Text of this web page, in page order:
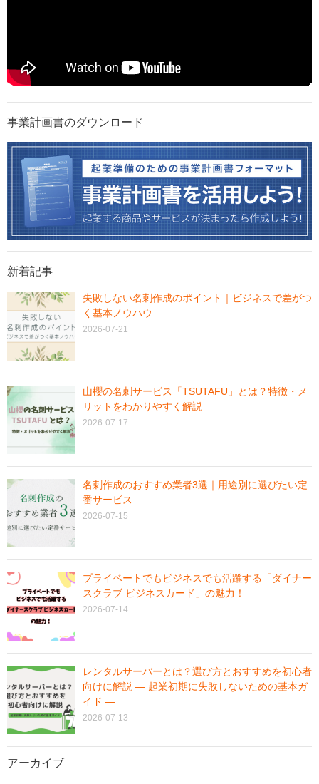
事業計画書のダウンロード
新着記事
失敗しない名刺作成のポイント｜ビジネスで差がつ
く基本ノウハウ
2026-07-21
山櫻の名刺サービス「TSUTAFU」とは？特徴・メ
リットをわかりやすく解説
2026-07-17
名刺作成のおすすめ業者3選｜用途別に選びたい定
番サービス
2026-07-15
プライベートでもビジネスでも活躍する「ダイナー
スクラブ ビジネスカード」の魅力！
2026-07-14
レンタルサーバーとは？選び方とおすすめを初心者
向けに解説 ― 起業初期に失敗しないための基本ガ
イド ―
2026-07-13
アーカイブ